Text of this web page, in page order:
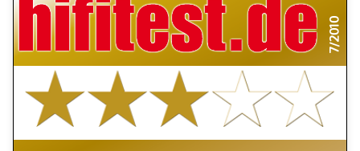
7/2010